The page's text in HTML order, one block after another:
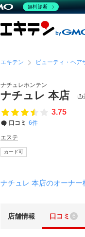
エキテン ビューティ・ヘア
ナチュレホンテン
ナチュレ 本店
3.75
口コミ 6件
エステ
カード可
ナチュレ 本店のオーナー
店舗情報 口コミ 6
無料診断